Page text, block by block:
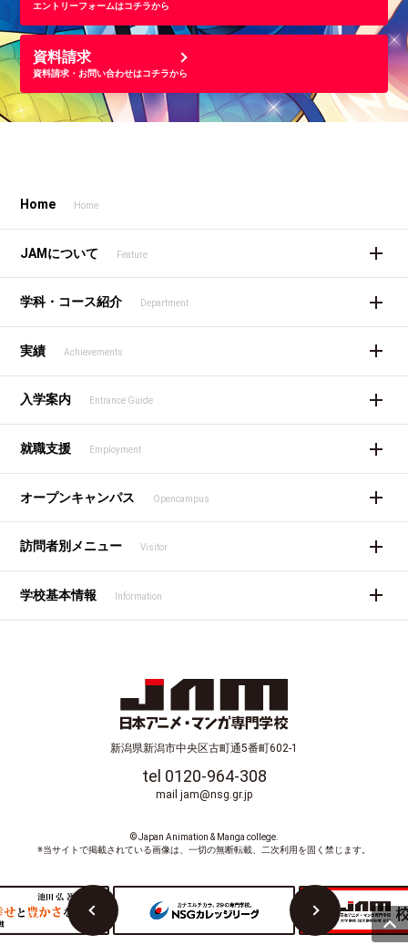
エントリーフォームはコチラから
資料請求
資料請求・お問い合わせはコチラから
Home Home
JAMについて Feature
学科・コース紹介 Department
実績 Achievements
入学案内 Entrance Guide
就職支援 Employment
オープンキャンパス Opencampus
訪問者別メニュー Visitor
学校基本情報 Information
新潟県新潟市中央区古町通5番町602-1
tel 0120-964-308
mail jam@nsg.gr.jp
© Japan Animation & Manga college.
※当サイトで掲載されている画像は、一切の無断転載、二次利用を固く禁じます。